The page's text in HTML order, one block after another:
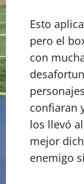
Esto
pero el
con
confiaran
los llevó
mejor
enemigo